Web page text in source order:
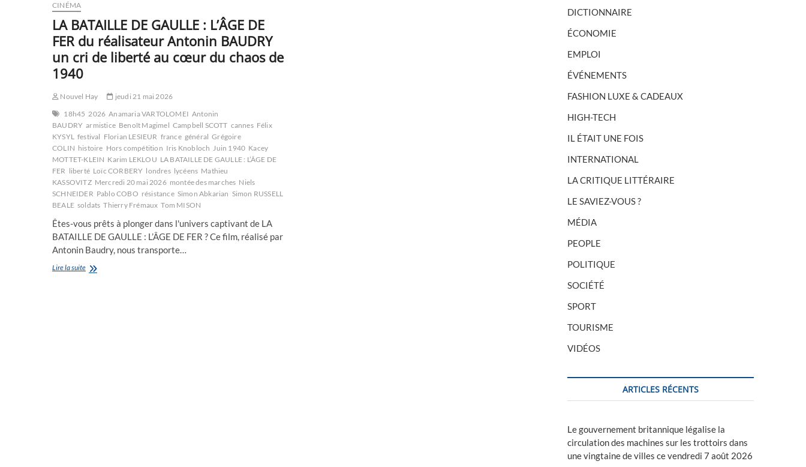
CINÉMA
LA BATAILLE DE GAULLE : L’ÂGE DE
FER du réalisateur Antonin BAUDRY
un cri de liberté au cœur du chaos de
1940
Nouvel Hay
jeudi 21 mai 2026
18h45 2026 Anamaria VARTOLOMEI Antonin
BAUDRY armistice Benoît Magimel Campbell SCOTT cannes Félix
KYSYL festival Florian LESIEUR france général Grégoire
COLIN histoire Hors compétition Iris Knobloch Juin 1940 Kacey
MOTTET-KLEIN Karim LEKLOU LA BATAILLE DE GAULLE : L’ÂGE DE
FER liberté Loïc CORBERY londres lycéens Mathieu
KASSOVITZ Mercredi 20 mai 2026 montée des marches Niels
SCHNEIDER Pablo COBO résistance Simon Abkarian Simon RUSSELL
BEALE soldats Thierry Frémaux Tom MISON
Êtes-vous prêts à plonger dans l'univers captivant de LA
BATAILLE DE GAULLE : L’ÂGE DE FER ? Ce film, réalisé par
Antonin Baudry, nous transporte…
Lire la suiteLA
DICTIONNAIRE
ÉCONOMIE
EMPLOI
ÉVÉNEMENTS
FASHION LUXE & CADEAUX
HIGH-TECH
IL ÉTAIT UNE FOIS
INTERNATIONAL
LA CRITIQUE LITTÉRAIRE
LE SAVIEZ-VOUS ?
MÉDIA
PEOPLE
POLITIQUE
SOCIÉTÉ
SPORT
TOURISME
VIDÉOS
ARTICLES RÉCENTS
Le gouvernement britannique légalise la
circulation des machines sur les trottoirs dans
une vingtaine de villes ce vendredi 7 août 2026